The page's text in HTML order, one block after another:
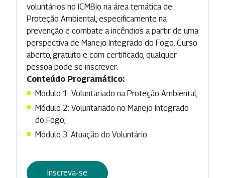
voluntários no ICMBio na área temática de
Proteção Ambiental, especificamente na
prevenção e combate a incêndios a partir de uma
perspectiva de Manejo Integrado do Fogo. Curso
aberto, gratuito e com certificado, qualquer
pessoa pode se inscrever.
Conteúdo Programático:
Módulo 1: Voluntariado na Proteção Ambiental;
Módulo 2: Voluntariado no Manejo Integrado
do Fogo;
Módulo 3: Atuação do Voluntário.
Inscreva-se